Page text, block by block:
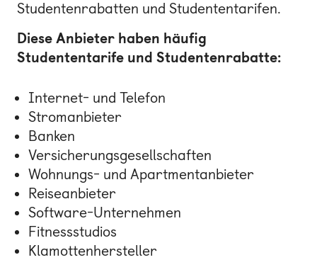
Studentenrabatten und Studententarifen.
Diese Anbieter haben häufig
Studententarife und Studentenrabatte:
Internet- und Telefon
Stromanbieter
Banken
Versicherungsgesellschaften
Wohnungs- und Apartmentanbieter
Reiseanbieter
Software-Unternehmen
Fitnessstudios
Klamottenhersteller